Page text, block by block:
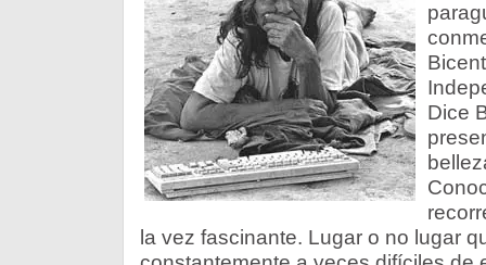
Dice
la vez fascinante. Lugar o no lugar